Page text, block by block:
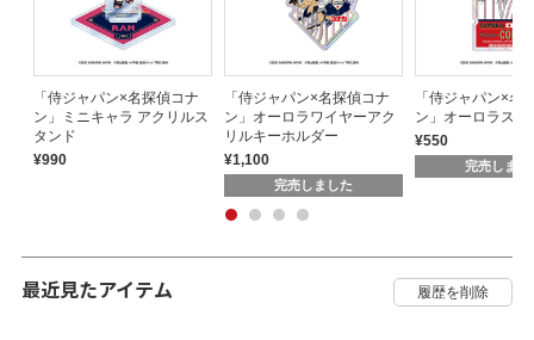
「侍ジャパン×名探偵コナ
ン」ミニキャラ アクリルス
タンド
¥990
「侍ジャパン×名探偵コナ
ン」オーロラワイヤーアク
リルキーホルダー
¥1,100
完売しました
「侍ジャパン×名
ン」オーロラステ
¥550
完売しまし
最近見たアイテム